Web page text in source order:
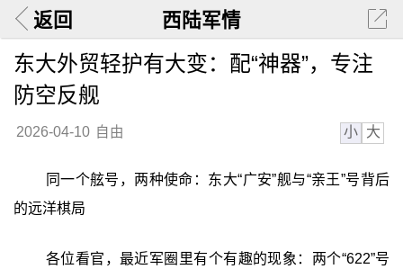
返回 西陆军情
东大外贸轻护有大变：配“神器”，专注
防空反舰
2026-04-10 自由 小 大
同一个舷号，两种使命：东大“广安”舰与“亲王”号背后
的远洋棋局
各位看官，最近军圈里有个有趣的现象：两个“622”号